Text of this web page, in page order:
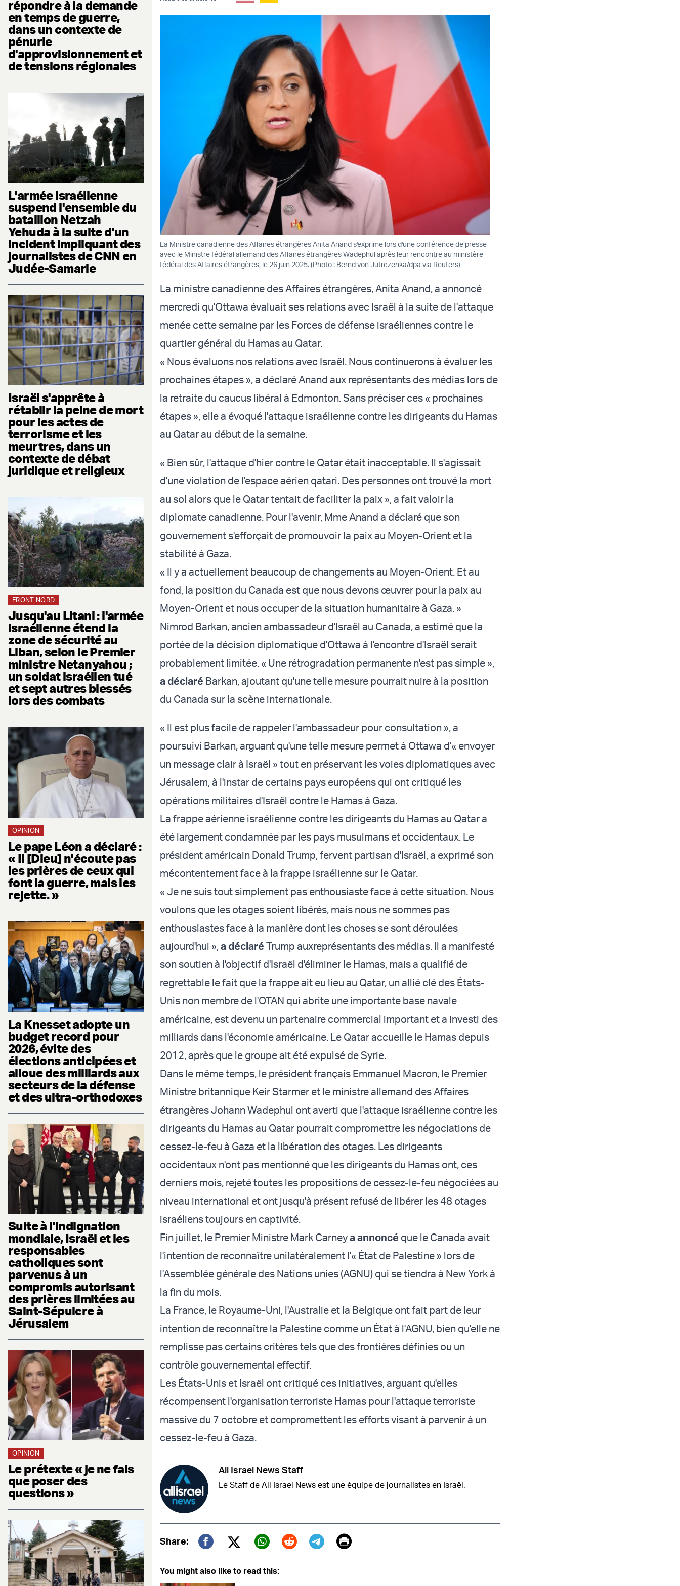
répondre à la demande
en temps de guerre,
dans un contexte de
pénurie
d'approvisionnement et
de tensions régionales
L'armée israélienne
suspend l'ensemble du
bataillon Netzah
Yehuda à la suite d'un
incident impliquant des
journalistes de CNN en
Judée-Samarie
Israël s'apprête à
rétablir la peine de mort
pour les actes de
terrorisme et les
meurtres, dans un
contexte de débat
juridique et religieux
FRONT NORD
Jusqu'au Litani : l'armée
israélienne étend la
zone de sécurité au
Liban, selon le Premier
ministre Netanyahou ;
un soldat israélien tué
et sept autres blessés
lors des combats
OPINION
Le pape Léon a déclaré :
« Il [Dieu] n'écoute pas
les prières de ceux qui
font la guerre, mais les
rejette. »
La Knesset adopte un
budget record pour
2026, évite des
élections anticipées et
alloue des milliards aux
secteurs de la défense
et des ultra-orthodoxes
Suite à l'indignation
mondiale, Israël et les
responsables
catholiques sont
parvenus à un
compromis autorisant
des prières limitées au
Saint-Sépulcre à
Jérusalem
OPINION
Le prétexte « je ne fais
que poser des
questions »
La Ministre canadienne des Affaires étrangères Anita Anand s'exprime lors d'une conférence de presse
avec le Ministre fédéral allemand des Affaires étrangères Wadephul après leur rencontre au ministère
fédéral des Affaires étrangères, le 26 juin 2025. (Photo : Bernd von Jutrczenka/dpa via Reuters)
La ministre canadienne des Affaires étrangères, Anita Anand, a annoncé
mercredi qu'Ottawa évaluait ses relations avec Israël à la suite de l'attaque
menée cette semaine par les Forces de défense israéliennes contre le
quartier général du Hamas au Qatar.
« Nous évaluons nos relations avec Israël. Nous continuerons à évaluer les
prochaines étapes », a déclaré Anand aux représentants des médias lors de
la retraite du caucus libéral à Edmonton. Sans préciser ces « prochaines
étapes », elle a évoqué l'attaque israélienne contre les dirigeants du Hamas
au Qatar au début de la semaine.
« Bien sûr, l'attaque d'hier contre le Qatar était inacceptable. Il s'agissait
d'une violation de l'espace aérien qatari. Des personnes ont trouvé la mort
au sol alors que le Qatar tentait de faciliter la paix », a fait valoir la
diplomate canadienne. Pour l'avenir, Mme Anand a déclaré que son
gouvernement s'efforçait de promouvoir la paix au Moyen-Orient et la
stabilité à Gaza.
« Il y a actuellement beaucoup de changements au Moyen-Orient. Et au
fond, la position du Canada est que nous devons œuvrer pour la paix au
Moyen-Orient et nous occuper de la situation humanitaire à Gaza. »
Nimrod Barkan, ancien ambassadeur d'Israël au Canada, a estimé que la
portée de la décision diplomatique d'Ottawa à l'encontre d'Israël serait
probablement limitée. « Une rétrogradation permanente n'est pas simple »,
a déclaré Barkan, ajoutant qu'une telle mesure pourrait nuire à la position
du Canada sur la scène internationale.
« Il est plus facile de rappeler l'ambassadeur pour consultation », a
poursuivi Barkan, arguant qu'une telle mesure permet à Ottawa d'« envoyer
un message clair à Israël » tout en préservant les voies diplomatiques avec
Jérusalem, à l'instar de certains pays européens qui ont critiqué les
opérations militaires d'Israël contre le Hamas à Gaza.
La frappe aérienne israélienne contre les dirigeants du Hamas au Qatar a
été largement condamnée par les pays musulmans et occidentaux. Le
président américain Donald Trump, fervent partisan d'Israël, a exprimé son
mécontentement face à la frappe israélienne sur le Qatar.
« Je ne suis tout simplement pas enthousiaste face à cette situation. Nous
voulons que les otages soient libérés, mais nous ne sommes pas
enthousiastes face à la manière dont les choses se sont déroulées
aujourd'hui »,a déclaré Trump auxreprésentants des médias. Il a manifesté
son soutien à l'objectif d'Israël d'éliminer le Hamas, mais a qualifié de
regrettable le fait que la frappe ait eu lieu au Qatar, un allié clé des États-
Unis non membre de l'OTAN qui abrite une importante base navale
américaine, est devenu un partenaire commercial important et a investi des
milliards dans l'économie américaine. Le Qatar accueille le Hamas depuis
2012, après que le groupe ait été expulsé de Syrie.
Dans le même temps, le président français Emmanuel Macron, le Premier
Ministre britannique Keir Starmer et le ministre allemand des Affaires
étrangères Johann Wadephul ont averti que l'attaque israélienne contre les
dirigeants du Hamas au Qatar pourrait compromettre les négociations de
cessez-le-feu à Gaza et la libération des otages. Les dirigeants
occidentaux n'ont pas mentionné que les dirigeants du Hamas ont, ces
derniers mois, rejeté toutes les propositions de cessez-le-feu négociées au
niveau international et ont jusqu'à présent refusé de libérer les 48 otages
israéliens toujours en captivité.
Fin juillet, le Premier Ministre Mark Carneya annoncé que le Canada avait
l'intention de reconnaître unilatéralement l'« État de Palestine » lors de
l'Assemblée générale des Nations unies (AGNU) qui se tiendra à New York à
la fin du mois.
La France, le Royaume-Uni, l'Australie et la Belgique ont fait part de leur
intention de reconnaître la Palestine comme un État à l'AGNU, bien qu'elle ne
remplisse pas certains critères tels que des frontières définies ou un
contrôle gouvernemental effectif.
Les États-Unis et Israël ont critiqué ces initiatives, arguant qu'elles
récompensent l'organisation terroriste Hamas pour l'attaque terroriste
massive du 7 octobre et compromettent les efforts visant à parvenir à un
cessez-le-feu à Gaza.
All Israel News Staff
Le Staff de All Israel News est une équipe de journalistes en Israël.
Share:
Twitter (X)
Print
You might also like to read this: